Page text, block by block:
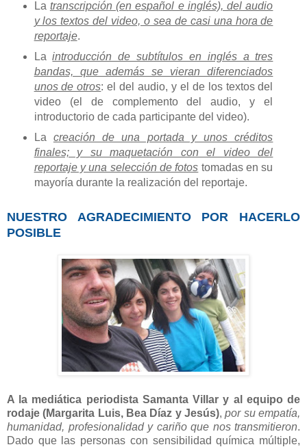
La transcripción (en español e inglés), del audio
y los textos del video, o sea de casi una hora de
reportaje.
Laintroducción de subtítulos en inglés a tres
bandas, que además se vieran diferenciados
unos de otros: el del audio, y el de los textos del
video (el de complemento del audio, y el
introductorio de cada participante del video).
La creación de una portada y unos créditos
finales; y su maquetación con el video del
reportaje y una selección de fotos tomadas en su
mayoría durante la realización del reportaje.
NUESTRO AGRADECIMIENTO POR HACERLO
POSIBLE
A la mediática periodista Samanta Villar y al equipo de
rodaje (Margarita Luis, Bea Díaz y Jesús),por su empatía,
humanidad, profesionalidad y cariño que nos transmitieron.
Dado que las personas con sensibilidad química múltiple,